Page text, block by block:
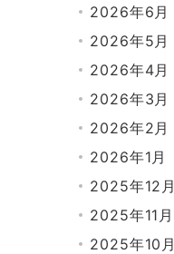
2026年6月
2026年5月
2026年4月
2026年3月
2026年2月
2026年1月
2025年12月
2025年11月
2025年10月